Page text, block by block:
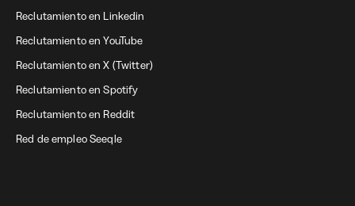
Reclutamiento en Linkedin
Reclutamiento en YouTube
Reclutamiento en X (Twitter)
Reclutamiento en Spotify
Reclutamiento en Reddit
Red de empleo Seeqle